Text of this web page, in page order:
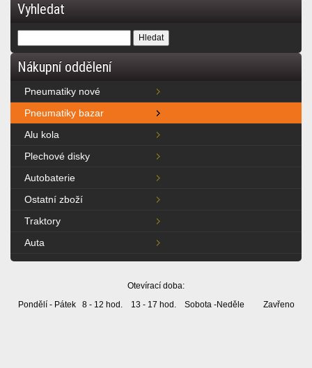
Vyhledat
Nákupní oddělení
Pneumatiky nové
Pneumatiky bazar
Alu kola
Plechové disky
Autobaterie
Ostatní zboží
Traktory
Auta
Otevírací doba:
Pondělí - Pátek 8 - 12 hod. 13 - 17 hod. Sobota -Neděle Zavřeno